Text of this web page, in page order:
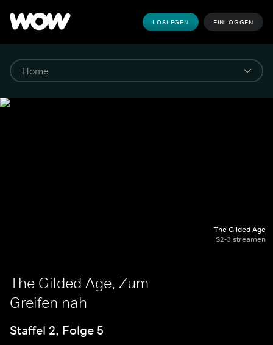
LOSLEGEN EINLOGGEN
The Gilded Age
S2-3 streamen
The Gilded Age, Zum
Greifen nah
Staffel 2, Folge 5